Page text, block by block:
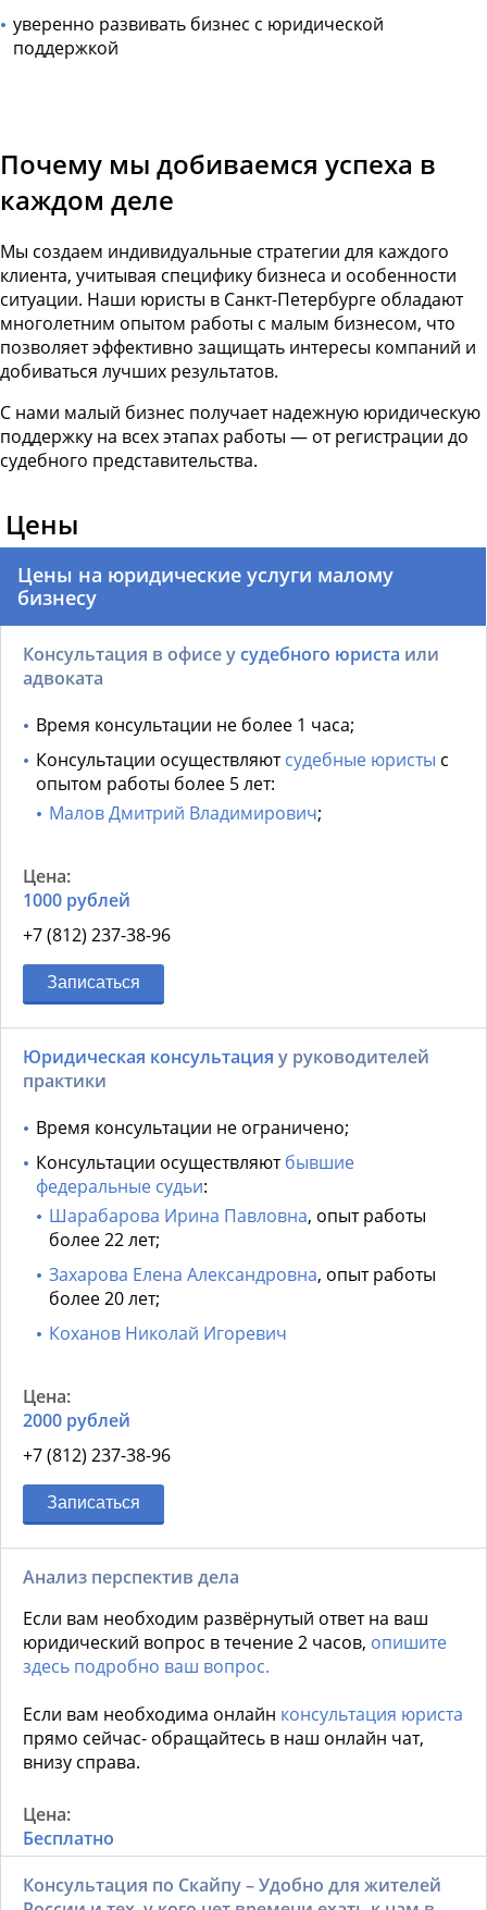
уверенно развивать бизнес с юридической
поддержкой
Почему мы добиваемся успеха в
каждом деле
Мы создаем индивидуальные стратегии для каждого
клиента, учитывая специфику бизнеса и особенности
ситуации. Наши юристы в Санкт-Петербурге обладают
многолетним опытом работы с малым бизнесом, что
позволяет эффективно защищать интересы компаний и
добиваться лучших результатов.
С нами малый бизнес получает надежную юридическую
поддержку на всех этапах работы — от регистрации до
судебного представительства.
Цены
Цены на юридические услуги малому
бизнесу
Консультация в офисе усудебного юриста или
адвоката
Время консультации не более 1 часа;
Консультации осуществляютсудебные юристы с
опытом работы более 5 лет:
Малов Дмитрий Владимирович;
1000 рублей
+7 (812) 237-38-96
Записаться
Юридическая консультация у руководителей
практики
Время консультации не ограничено;
Консультации осуществляютбывшие
федеральные судьи:
Шарабарова Ирина Павловна, опыт работы
более 22 лет;
Захарова Елена Александровна, опыт работы
более 20 лет;
Коханов Николай Игоревич
2000 рублей
+7 (812) 237-38-96
Записаться
Анализ перспектив дела
Если вам необходим развёрнутый ответ на ваш
юридический вопрос в течение 2 часов, опишите
здесь подробно ваш вопрос.
Если вам необходима онлайн консультация юриста
прямо сейчас- обращайтесь в наш онлайн чат,
внизу справа.
Бесплатно
Консультация по Скайпу – Удобно для жителей